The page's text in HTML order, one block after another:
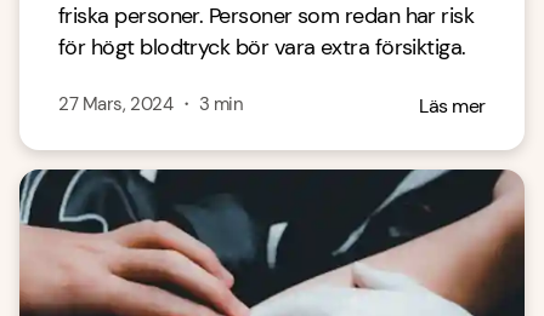
friska personer. Personer som redan har risk
för högt blodtryck bör vara extra försiktiga.
27 Mars, 2024・ 3 min Läs mer